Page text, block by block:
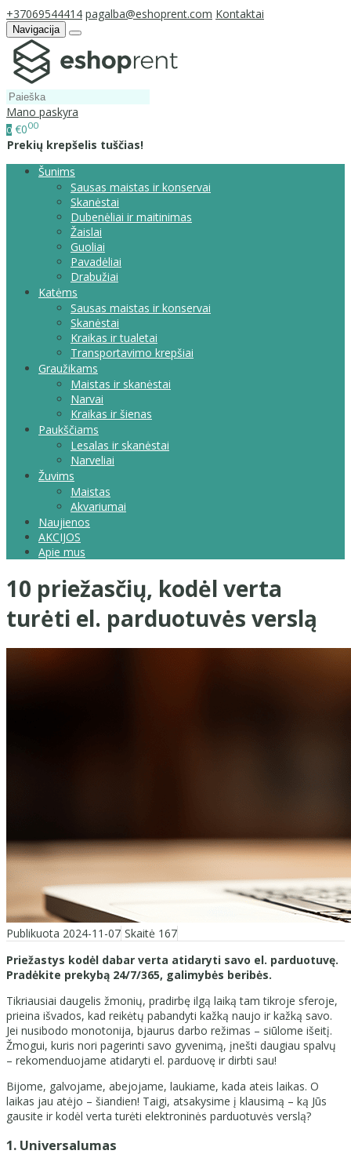
+37069544414 pagalba@eshoprent.com Kontaktai
Navigacija
Mano paskyra
0 €000
Prekių krepšelis tuščias!
Šunims
Sausas maistas ir konservai
Skanėstai
Dubenėliai ir maitinimas
Žaislai
Guoliai
Pavadėliai
Drabužiai
Katėms
Sausas maistas ir konservai
Skanėstai
Kraikas ir tualetai
Transportavimo krepšiai
Graužikams
Maistas ir skanėstai
Narvai
Kraikas ir šienas
Paukščiams
Lesalas ir skanėstai
Narveliai
Žuvims
Maistas
Akvariumai
Naujienos
AKCIJOS
Apie mus
10 priežasčių, kodėl verta
turėti el. parduotuvės verslą
Publikuota 2024-11-07 Skaitė 167
Priežastys kodėl dabar verta atidaryti savo el. parduotuvę.
Pradėkite prekybą 24/7/365, galimybės beribės.
Tikriausiai daugelis žmonių, pradirbę ilgą laiką tam tikroje sferoje,
prieina išvados, kad reikėtų pabandyti kažką naujo ir kažką savo.
Jei nusibodo monotonija, bjaurus darbo režimas – siūlome išeitį.
Žmogui, kuris nori pagerinti savo gyvenimą, įnešti daugiau spalvų
– rekomenduojame atidaryti el. parduovę ir dirbti sau!
Bijome, galvojame, abejojame, laukiame, kada ateis laikas. O
laikas jau atėjo – šiandien! Taigi, atsakysime į klausimą – ką Jūs
gausite ir kodėl verta turėti elektroninės parduotuvės verslą?
1. Universalumas